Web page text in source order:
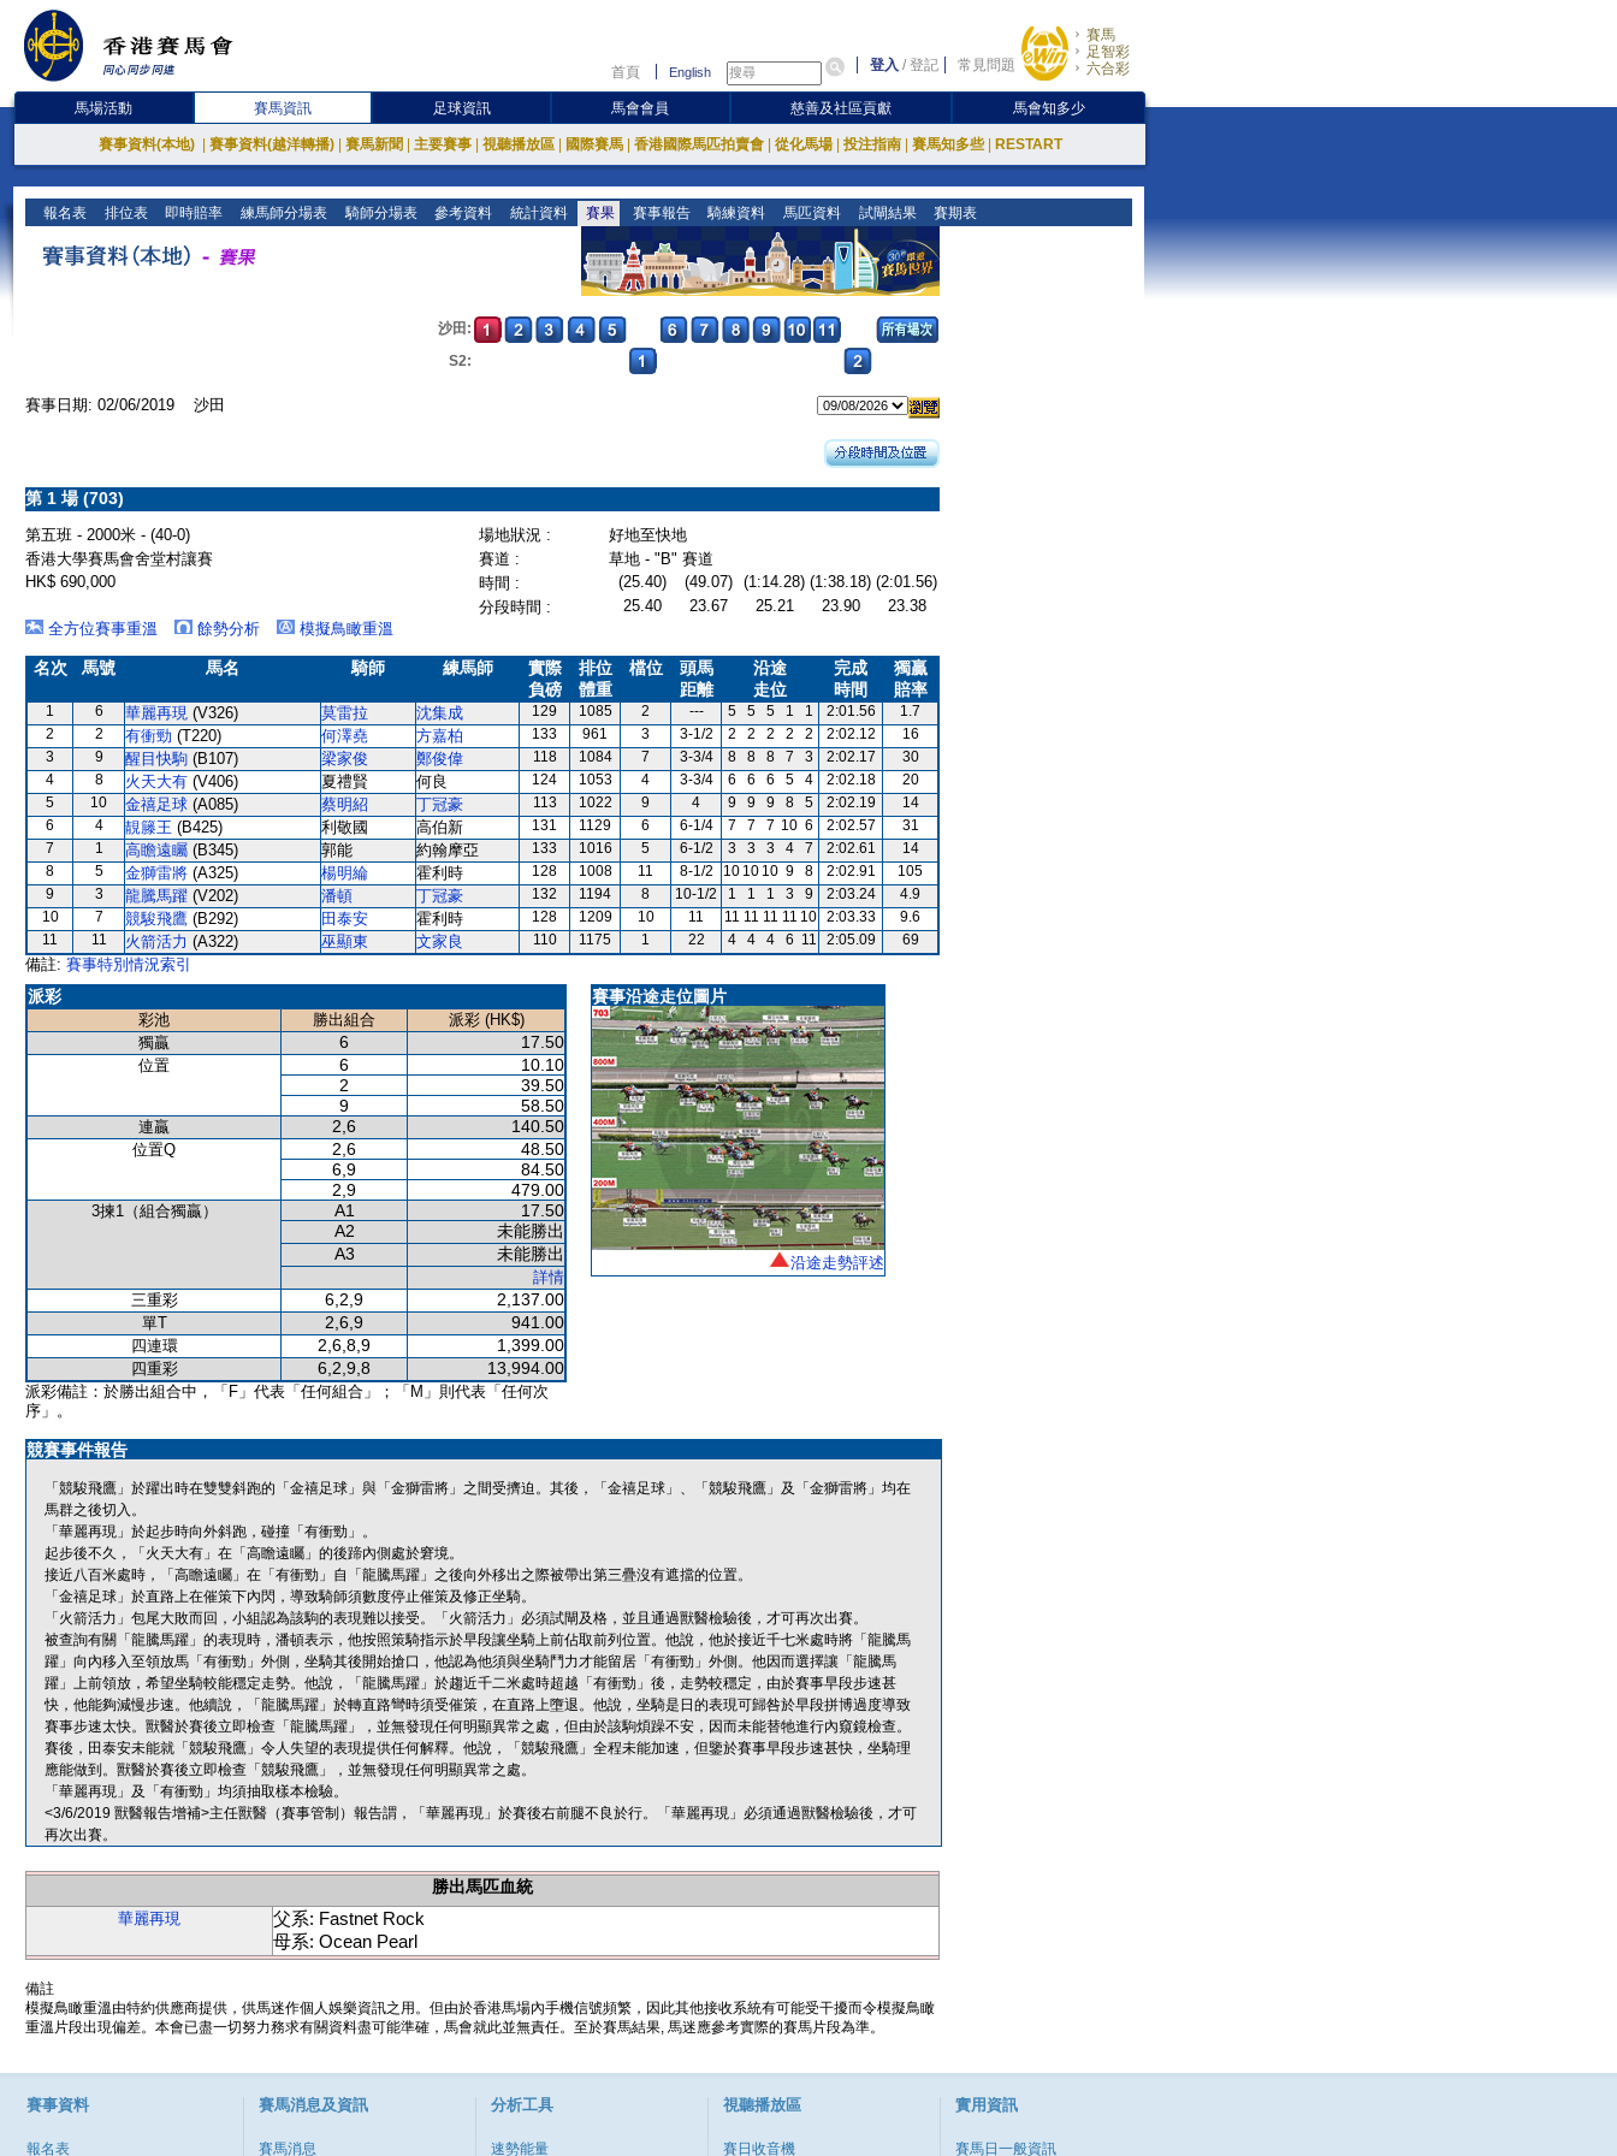
首頁 English 登入 /登記 常見問題
賽馬
足智彩
六合彩
馬場活動 賽馬資訊 足球資訊 馬會會員 慈善及社區貢獻 馬會知多少
賽事資料(本地) 賽事資料(越洋轉播) 賽馬新聞 主要賽事 視聽播放區 國際賽馬 香港國際馬匹拍賣會 從化馬場 投注指南 賽馬知多些 RESTART
報名表 排位表 即時賠率 練馬師分場表 騎師分場表 參考資料 統計資料 賽果 賽事報告 騎練資料 馬匹資料 試閘結果 賽期表
沙田:
S2:
賽事日期: 02/06/2019 沙田
第 1 場 (703)
第五班 - 2000米 - (40-0) 場地狀況 :
好地至快地
香港大學賽馬會舍堂村讓賽
賽道 :
草地 - "B" 賽道
HK$ 690,000
時間 : (25.40) (49.07) (1:14.28) (1:38.18) (2:01.56)
分段時間 :
25.40 23.67 25.21 23.90
23.38
全方位賽事重溫
餘勢分析 模擬鳥瞰重溫
名次 馬號 馬名 騎師 練馬師
實際
負磅
排位
體重
檔位
頭馬
距離
沿途
走位
完成
時間
獨贏
賠率
1 6 華麗再現 (V326) 莫雷拉 沈集成 129 1085 2 --- 5 5 5 1 1 2:01.56
1.7
2
2 有衝勁 (T220) 何澤堯 方嘉柏 133 961 3 3-1/2 2 2 2 2 2 2:02.12
16
3
9 醒目快駒 (B107) 梁家俊 鄭俊偉 118 1084 7 3-3/4 8 8 8 7 3 2:02.17
30
4
8 火天大有 (V406) 夏禮賢 何良 124 1053 4 3-3/4 6 6 6 5 4 2:02.18
20
5
10 金禧足球 (A085) 蔡明紹 丁冠豪 113 1022 9 4 9 9 9 8 5 2:02.19
14
6
4 靚籐王 (B425) 利敬國 高伯新 131 1129 6 6-1/4 7 7 7 10 6 2:02.57
31
7
1 高瞻遠矚 (B345) 郭能 約翰摩亞 133 1016 5 6-1/2 3 3 3 4 7 2:02.61
14
8
5 金獅雷將 (A325) 楊明綸 霍利時 128 1008 11 8-1/2 10 10 10 9 8 2:02.91
105
9
3 龍騰馬躍 (V202) 潘頓 丁冠豪 132 1194 8 10-1/2 1 1 1 3 9 2:03.24
4.9
10
7 競駿飛鷹 (B292) 田泰安 霍利時 128 1209 10 11 11 11 11 11 10 2:03.33
9.6
11
11 火箭活力 (A322) 巫顯東 文家良 110 1175 1 22 4 4 4 6 11 2:05.09 69
備註: 賽事特別情況索引
派彩
彩池 勝出組合
派彩 (HK$)
獨贏
6 17.50
位置 6
10.10
2
39.50
9
58.50
連贏 2,6 140.50
位置Q 2,6
48.50
6,9
84.50
2,9
479.00
3揀1（組合獨贏） A1
17.50
A2
未能勝出
A3
未能勝出
詳情
三重彩
6,2,9 2,137.00
單T 2,6,9 941.00
四連環 2,6,8,9 1,399.00
四重彩 6,2,9,8 13,994.00
派彩備註：於勝出組合中，「F」代表「任何組合」；「M」則代表「任何次
序」。
賽事沿途走位圖片
沿途走勢評述
競賽事件報告
「競駿飛鷹」於躍出時在雙雙斜跑的「金禧足球」與「金獅雷將」之間受擠迫。其後，「金禧足球」、「競駿飛鷹」及「金獅雷將」均在
馬群之後切入。
「華麗再現」於起步時向外斜跑，碰撞「有衝勁」。
起步後不久，「火天大有」在「高瞻遠矚」的後蹄內側處於窘境。
接近八百米處時，「高瞻遠矚」在「有衝勁」自「龍騰馬躍」之後向外移出之際被帶出第三疊沒有遮擋的位置。
「金禧足球」於直路上在催策下內閃，導致騎師須數度停止催策及修正坐騎。
「火箭活力」包尾大敗而回，小組認為該駒的表現難以接受。「火箭活力」必須試閘及格，並且通過獸醫檢驗後，才可再次出賽。
被查詢有關「龍騰馬躍」的表現時，潘頓表示，他按照策騎指示於早段讓坐騎上前佔取前列位置。他說，他於接近千七米處時將「龍騰馬
躍」向內移入至領放馬「有衝勁」外側，坐騎其後開始搶口，他認為他須與坐騎鬥力才能留居「有衝勁」外側。他因而選擇讓「龍騰馬
躍」上前領放，希望坐騎較能穩定走勢。他說，「龍騰馬躍」於趨近千二米處時超越「有衝勁」後，走勢較穩定，由於賽事早段步速甚
快，他能夠減慢步速。他續說，「龍騰馬躍」於轉直路彎時須受催策，在直路上墮退。他說，坐騎是日的表現可歸咎於早段拼博過度導致
賽事步速太快。獸醫於賽後立即檢查「龍騰馬躍」，並無發現任何明顯異常之處，但由於該駒煩躁不安，因而未能替牠進行內窺鏡檢查。
賽後，田泰安未能就「競駿飛鷹」令人失望的表現提供任何解釋。他說，「競駿飛鷹」全程未能加速，但鑒於賽事早段步速甚快，坐騎理
應能做到。獸醫於賽後立即檢查「競駿飛鷹」，並無發現任何明顯異常之處。
「華麗再現」及「有衝勁」均須抽取樣本檢驗。
<3/6/2019 獸醫報告增補>主任獸醫（賽事管制）報告謂，「華麗再現」於賽後右前腿不良於行。「華麗再現」必須通過獸醫檢驗後，才可
再次出賽。
勝出馬匹血統
華麗再現
父系: Fastnet Rock
母系: Ocean Pearl
備註
模擬鳥瞰重溫由特約供應商提供，供馬迷作個人娛樂資訊之用。但由於香港馬場內手機信號頻繁，因此其他接收系統有可能受干擾而令模擬鳥瞰
重溫片段出現偏差。本會已盡一切努力務求有關資料盡可能準確，馬會就此並無責任。至於賽馬結果, 馬迷應參考實際的賽馬片段為準。
賽事資料
報名表
賽馬消息及資訊
賽馬消息
分析工具
速勢能量
視聽播放區
賽日收音機
實用資訊
賽馬日一般資訊